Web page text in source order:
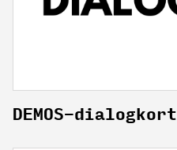
DEMOS-dialogkort